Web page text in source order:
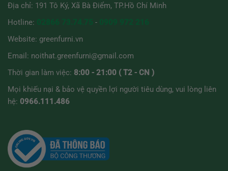
Địa chỉ: 191 Tô Ký, Xã Bà Điểm, TP.Hồ Chí Minh
Hotline:
-
Website: greenfurni.vn
Email: noithat.greenfurni@gmail.com
Thời gian làm việc: 8:00 - 21:00 ( T2 - CN )
Mọi khiếu nại & bảo vệ quyền lợi người tiêu dùng, vui lòng liên
hệ: 0966.111.486